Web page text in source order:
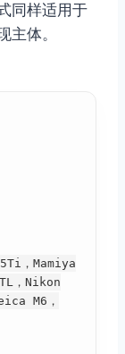
同样适用于
主体。
，Mamiya
，Nikon
M6，